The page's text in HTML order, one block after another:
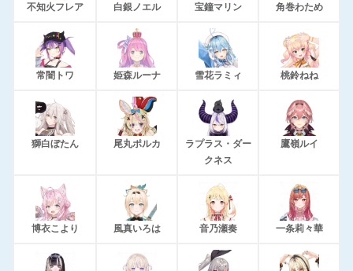
不知火フレア 白銀ノエル 宝鐘マリン 角巻わため
常闇トワ 姫森ルーナ 雪花ラミィ 桃鈴ねね
獅白ぼたん 尾丸ポルカ
ラプラス・ダー
クネス
鷹嶺ルイ
博衣こより 風真いろは 音乃瀬奏 一条莉々華